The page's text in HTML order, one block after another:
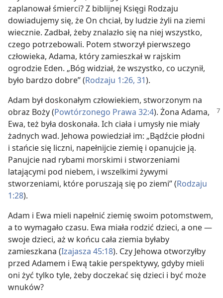
zaplanował śmierci? Z biblijnej Księgi Rodzaju
dowiadujemy się, że On chciał, by ludzie żyli na ziemi
wiecznie. Zadbał, żeby znalazło się na niej wszystko,
czego potrzebowali. Potem stworzył pierwszego
człowieka, Adama, który zamieszkał w rajskim
ogrodzie Eden. „Bóg widział, że wszystko, co uczynił,
było bardzo dobre” (Rodzaju 1:26, 31).
Adam był doskonałym człowiekiem, stworzonym na
obraz Boży (Powtórzonego Prawa 32:4). Żona Adama,
Ewa, też była doskonała. Ich ciała i umysły nie miały
żadnych wad. Jehowa powiedział im: „Bądźcie płodni
i stańcie się liczni, napełnijcie ziemię i opanujcie ją.
Panujcie nad rybami morskimi i stworzeniami
latającymi pod niebem, i wszelkimi żywymi
stworzeniami, które poruszają się po ziemi” (Rodzaju
1:28).
Adam i Ewa mieli napełnić ziemię swoim potomstwem,
a to wymagało czasu. Ewa miała rodzić dzieci, a one —
swoje dzieci, aż w końcu cała ziemia byłaby
zamieszkana (Izajasza 45:18). Czy Jehowa otworzyłby
przed Adamem i Ewą takie perspektywy, gdyby mieli
oni żyć tylko tyle, żeby doczekać się dzieci i być może
wnuków?